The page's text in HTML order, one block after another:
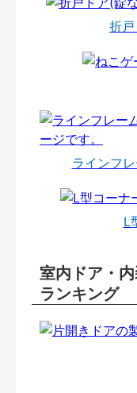
折
ラインフ
L
室内ドア・
ランキング